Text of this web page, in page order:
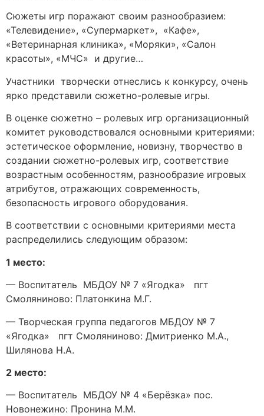
Сюжеты игр поражают своим разнообразием:
«Телевидение», «Супермаркет», «Кафе»,
«Ветеринарная клиника», «Моряки», «Салон
красоты», «МЧС» и другие…
Участники творчески отнеслись к конкурсу, очень
ярко представили сюжетно-ролевые игры.
В оценке сюжетно – ролевых игр организационный
комитет руководствовался основными критериями:
эстетическое оформление, новизну, творчество в
создании сюжетно-ролевых игр, соответствие
возрастным особенностям, разнообразие игровых
атрибутов, отражающих современность,
безопасность игрового оборудования.
В соответствии с основными критериями места
распределились следующим образом:
1 место:
— Воспитатель МБДОУ № 7 «Ягодка» пгт
Смоляниново: Платонкина М.Г.
— Творческая группа педагогов МБДОУ № 7
«Ягодка» пгт Смоляниново: Дмитриенко М.А.,
Шилянова Н.А.
2 место:
— Воспитатель МБДОУ № 4 «Берёзка» пос.
Новонежино: Пронина М.М.